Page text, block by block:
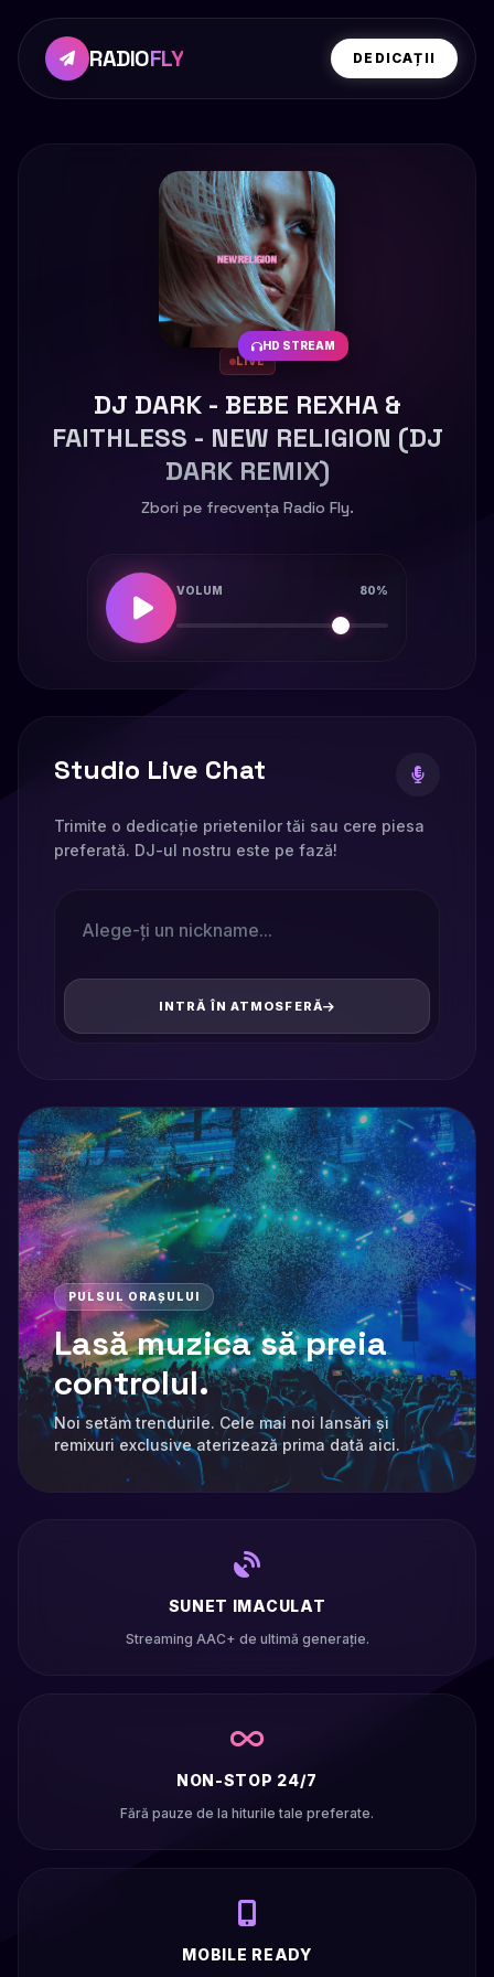
RADIOFLY DEDICAȚII
HD STREAM
LIVE
DJ DARK - BEBE REXHA &
FAITHLESS - NEW RELIGION (DJ
DARK REMIX)
Zbori pe frecvența Radio Fly.
VOLUM 80%
Studio Live Chat
Trimite o dedicație prietenilor tăi sau cere piesa
preferată. DJ-ul nostru este pe fază!
INTRĂ ÎN ATMOSFERĂ
PULSUL ORAȘULUI
Lasă muzica să preia
controlul.
Noi setăm trendurile. Cele mai noi lansări și
remixuri exclusive aterizează prima dată aici.
SUNET IMACULAT
Streaming AAC+ de ultimă generație.
NON-STOP 24/7
Fără pauze de la hiturile tale preferate.
MOBILE READY